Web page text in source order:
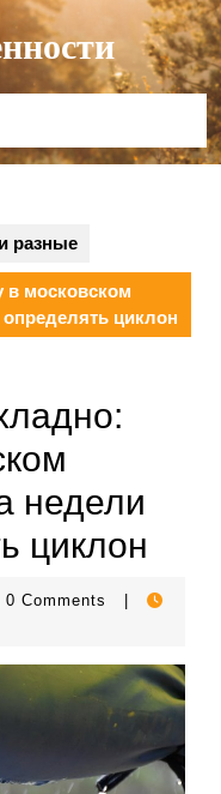
разные
в московском
циклон
недели
циклон
0 Comments